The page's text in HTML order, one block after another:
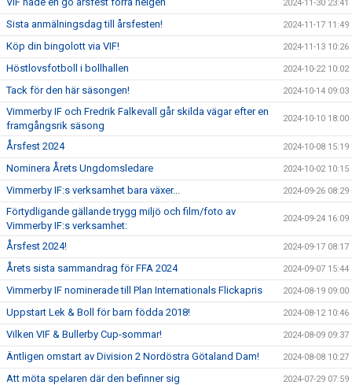
2024-11-30 23:41
Sista anmälningsdag till årsfesten! 2024-11-17 11:49
Köp din bingolott via VIF! 2024-11-13 10:26
Höstlovsfotboll i bollhallen 2024-10-22 10:02
Tack för den här säsongen! 2024-10-14 09:03
Vimmerby IF och Fredrik Falkevall går skilda vägar efter en
framgångsrik säsong
2024-10-10 18:00
Årsfest 2024 2024-10-08 15:19
Nominera Årets Ungdomsledare 2024-10-02 10:15
Vimmerby IF:s verksamhet bara växer... 2024-09-26 08:29
Förtydligande gällande trygg miljö och film/foto av
Vimmerby IF:s verksamhet:
2024-09-24 16:09
Årsfest 2024! 2024-09-17 08:17
Årets sista sammandrag för FFA 2024 2024-09-07 15:44
Vimmerby IF nominerade till Plan Internationals Flickapris 2024-08-19 09:00
Uppstart Lek & Boll för barn födda 2018! 2024-08-12 10:46
Vilken VIF & Bullerby Cup-sommar! 2024-08-09 09:37
Äntligen omstart av Division 2 Nordöstra Götaland Dam! 2024-08-08 10:27
Att möta spelaren där den befinner sig 2024-07-29 07:59